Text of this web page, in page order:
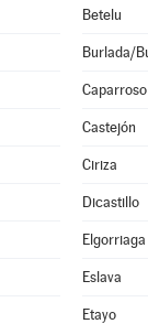
Betelu
Burlada/
Caparroso
Castejón
Ciriza
Dicastillo
Elgorriaga
Eslava
Etayo